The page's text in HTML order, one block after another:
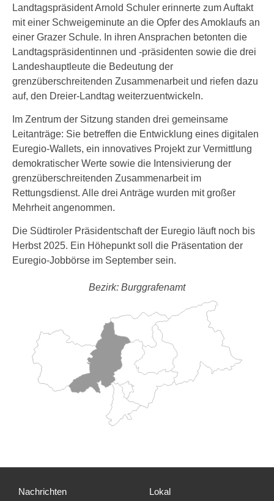
Landtagspräsident Arnold Schuler erinnerte zum Auftakt
mit einer Schweigeminute an die Opfer des Amoklaufs an
einer Grazer Schule. In ihren Ansprachen betonten die
Landtagspräsidentinnen und -präsidenten sowie die drei
Landeshauptleute die Bedeutung der
grenzüberschreitenden Zusammenarbeit und riefen dazu
auf, den Dreier-Landtag weiterzuentwickeln.
Im Zentrum der Sitzung standen drei gemeinsame
Leitanträge: Sie betreffen die Entwicklung eines digitalen
Euregio-Wallets, ein innovatives Projekt zur Vermittlung
demokratischer Werte sowie die Intensivierung der
grenzüberschreitenden Zusammenarbeit im
Rettungsdienst. Alle drei Anträge wurden mit großer
Mehrheit angenommen.
Die Südtiroler Präsidentschaft der Euregio läuft noch bis
Herbst 2025. Ein Höhepunkt soll die Präsentation der
Euregio-Jobbörse im September sein.
Bezirk: Burggrafenamt
Nachrichten Lokal